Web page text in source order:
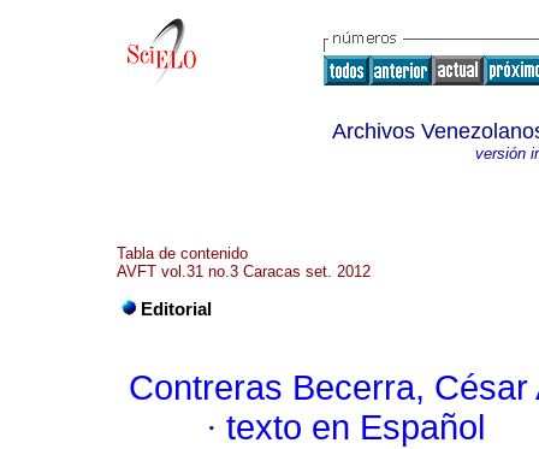
Archivos
versión
Tabla de contenido
AVFT vol.31 no.3 Caracas set. 2012
Editorial
Contreras Becerra, César
· texto en Español